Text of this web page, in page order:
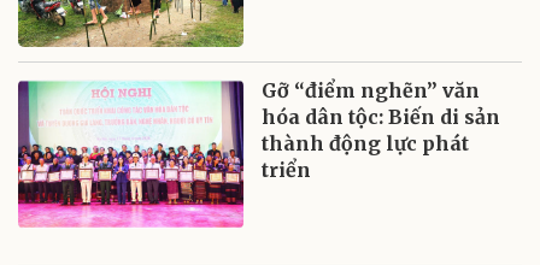
Gỡ “điểm nghẽn” văn
hóa dân tộc: Biến di sản
thành động lực phát
triển